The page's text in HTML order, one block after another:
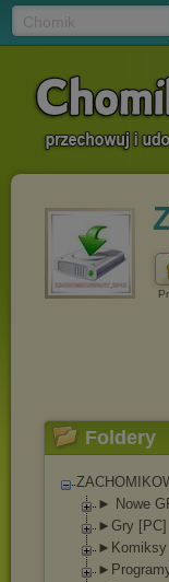
Foldery
► Nowe
►Gry [PC]
►Komiksy